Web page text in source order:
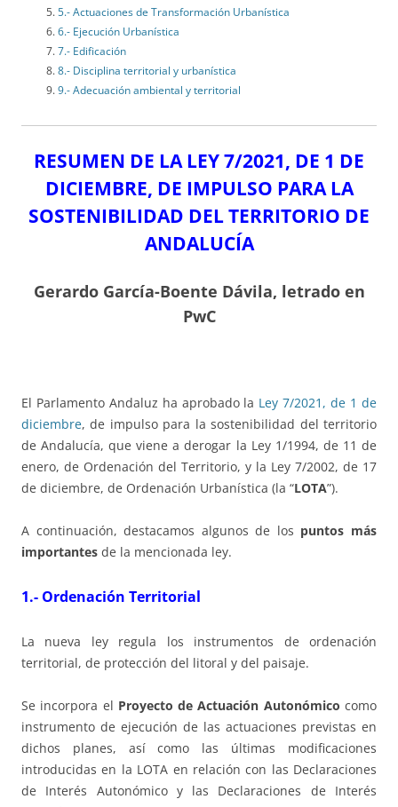
5.- Actuaciones de Transformación Urbanística
6.- Ejecución Urbanística
7.- Edificación
8.- Disciplina territorial y urbanística
9.- Adecuación ambiental y territorial
RESUMEN DE LA LEY 7/2021, DE 1 DE
DICIEMBRE, DE IMPULSO PARA LA
SOSTENIBILIDAD DEL TERRITORIO DE
ANDALUCÍA
Gerardo García-Boente Dávila, letrado en
PwC
El Parlamento Andaluz ha aprobado la Ley 7/2021, de 1 de
diciembre, de impulso para la sostenibilidad del territorio
de Andalucía, que viene a derogar la Ley 1/1994, de 11 de
enero, de Ordenación del Territorio, y la Ley 7/2002, de 17
de diciembre, de Ordenación Urbanística (la “LOTA”).
A continuación, destacamos algunos de los puntos más
importantes de la mencionada ley.
1.- Ordenación Territorial
La nueva ley regula los instrumentos de ordenación
territorial, de protección del litoral y del paisaje.
Se incorpora el Proyecto de Actuación Autonómico como
instrumento de ejecución de las actuaciones previstas en
dichos planes, así como las últimas modificaciones
introducidas en la LOTA en relación con las Declaraciones
de Interés Autonómico y las Declaraciones de Interés